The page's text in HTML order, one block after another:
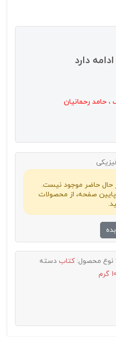
دارد
، حامد رحمانیان
حال حاضر موجود نیست.
صفحه، از محصولات
نوع محصول:کتاب دسته